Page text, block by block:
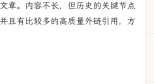
章。内容不长，但历史的关键节点
且有比较多的高质量外链引用，方